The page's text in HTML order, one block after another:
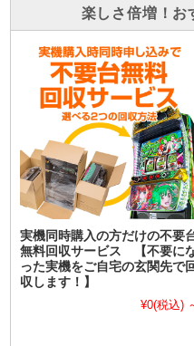
楽しさ倍増！お
実機同時購入の方だけの不要
無料回収サービス 【不要に
った実機をご自宅の玄関先で回
収します！】
¥0(税込)